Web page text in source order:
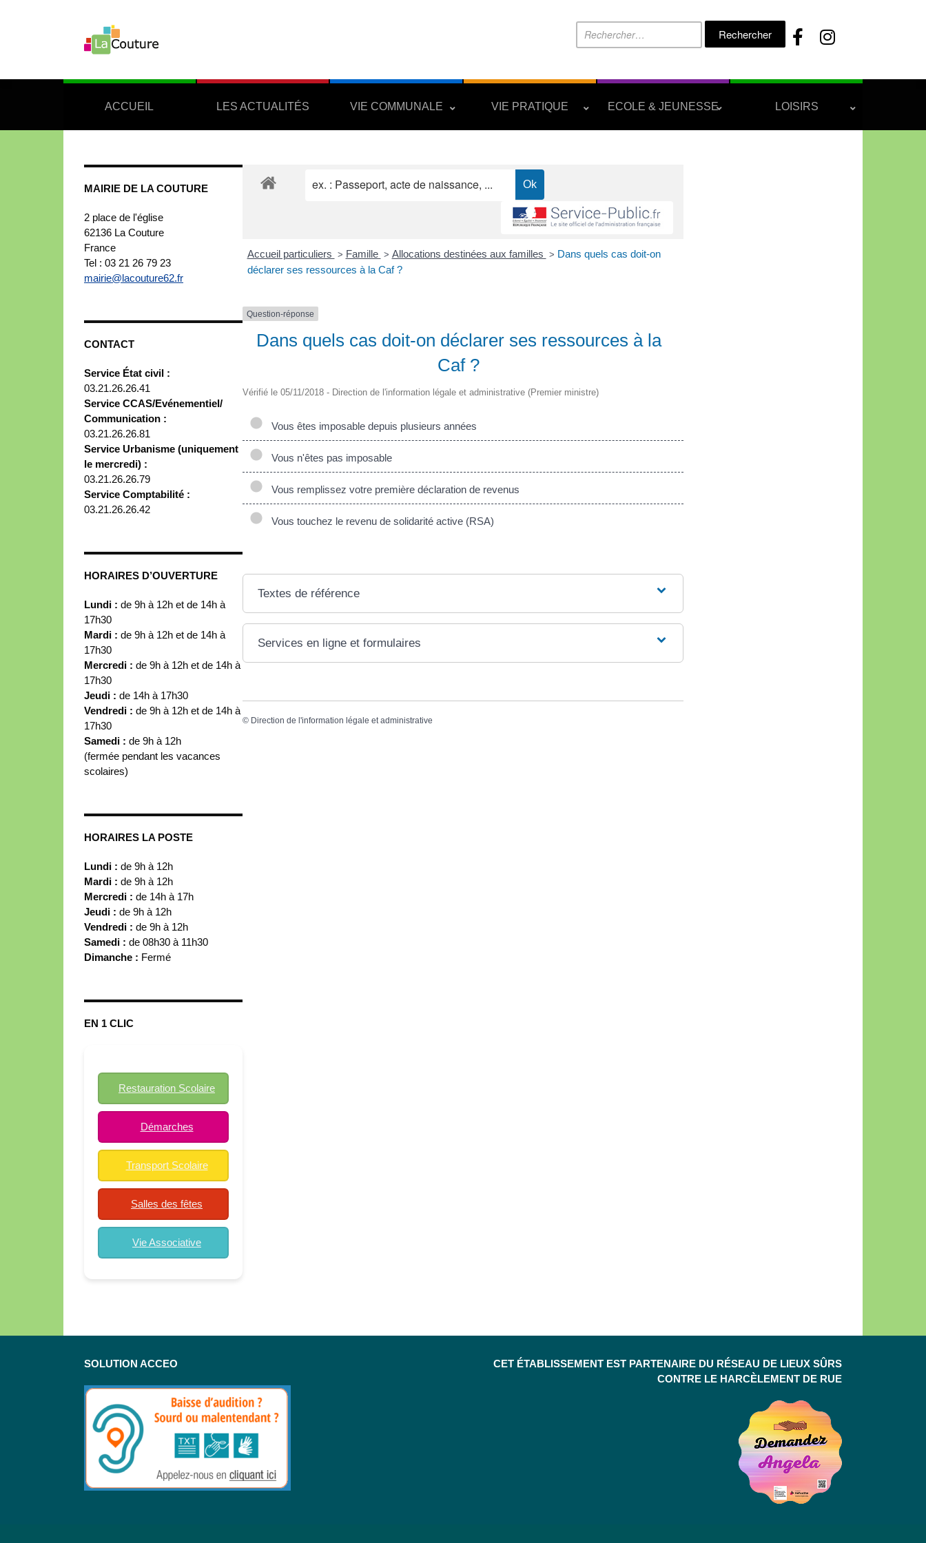
Rechercher :
ACCUEIL LES ACTUALITÉS VIE COMMUNALE VIE PRATIQUE ECOLE & JEUNESSE LOISIRS
MAIRIE DE LA COUTURE
2 place de l'église
62136 La Couture
France
Tel : 03 21 26 79 23
mairie@lacouture62.fr
CONTACT
Service État civil :
03.21.26.26.41
Service CCAS/Evénementiel/
Communication :
03.21.26.26.81
Service Urbanisme (uniquement
le mercredi) :
03.21.26.26.79
Service Comptabilité :
03.21.26.26.42
HORAIRES D’OUVERTURE
Lundi : de 9h à 12h et de 14h à
17h30
Mardi : de 9h à 12h et de 14h à
17h30
Mercredi : de 9h à 12h et de 14h à
17h30
Jeudi : de 14h à 17h30
Vendredi : de 9h à 12h et de 14h à
17h30
Samedi : de 9h à 12h
(fermée pendant les vacances
scolaires)
HORAIRES LA POSTE
Lundi : de 9h à 12h
Mardi : de 9h à 12h
Mercredi : de 14h à 17h
Jeudi : de 9h à 12h
Vendredi : de 9h à 12h
Samedi : de 08h30 à 11h30
Dimanche : Fermé
EN 1 CLIC
Restauration Scolaire
Démarches
Transport Scolaire
Salles des fêtes
Vie Associative
Accueil particuliers > Famille > Allocations destinées aux familles > Dans quels cas doit-on
déclarer ses ressources à la Caf ?
Question-réponse
Dans quels cas doit-on déclarer ses ressources à la
Caf ?
Vérifié le 05/11/2018 - Direction de l'information légale et administrative (Premier ministre)
Vous êtes imposable depuis plusieurs années
Vous n'êtes pas imposable
Vous remplissez votre première déclaration de revenus
Vous touchez le revenu de solidarité active (RSA)
Textes de référence
Services en ligne et formulaires
© Direction de l'information légale et administrative
SOLUTION ACCEO
CET ÉTABLISSEMENT EST PARTENAIRE DU RÉSEAU DE LIEUX SÛRS
CONTRE LE HARCÈLEMENT DE RUE